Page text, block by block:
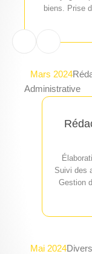
biens. Prise
Mars 2024
Administrative
Suivi des
Gestion
Mai 2024